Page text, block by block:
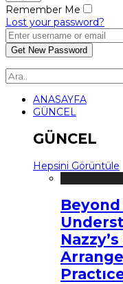
Remember Me
Lost your password?
ANASAYFA
GÜNCEL
GÜNCEL
Hepsini Görüntüle